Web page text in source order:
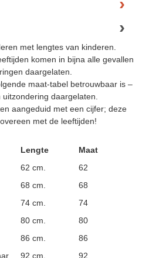
met lengtes van kinderen.
komen in bijna alle gevallen
daargelaten.
maat-tabel betrouwbaar is –
daargelaten.
aangeduid met een cijfer; deze
met de leeftijden!
Lengte
Maat
62 cm.
62
68 cm.
68
74 cm.
74
80 cm.
80
86 cm.
86
92 cm.
92